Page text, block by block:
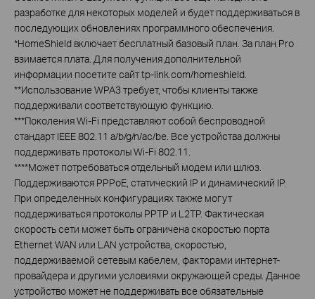
разработке для некоторых моделей и будет поддерживаться в
последующих обновлениях программного обеспечения.
*HomeShield включает бесплатный базовый план. За план Pro
взимается плата. Для получения дополнительной
информации посетите сайт tp-link.com/homeshield.
**Использование WPA3 требует, чтобы клиенты также
поддерживали соответствующую функцию.
***Поколения Wi-Fi представляют собой беспроводной
стандарт IEEE 802.11 a/b/g/n/ac/be. Все устройства должны
поддерживать протоколы Wi-Fi 802.11.
****Может потребоваться отдельный модем или шлюз.
Поддерживаются PPPoE, статический IP и динамический IP.
При определенных конфигурациях также могут
поддерживаться протоколы PPTP и L2TP. Фактическая
скорость сети может быть ограничена скоростью порта
Ethernet WAN или LAN устройства, скоростью,
поддерживаемой сетевым кабелем, факторами интернет-
провайдера и другими условиями окружающей среды. Данное
устройство может не поддерживать все обязательные